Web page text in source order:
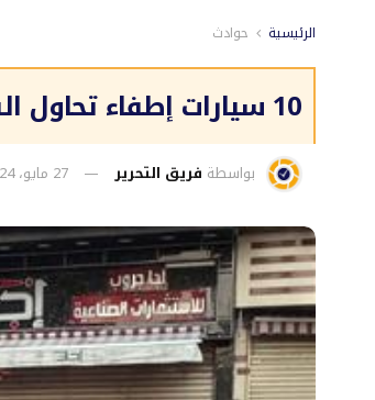
الرئيسية حوادث
10 سيارات إطفاء تحاول السيطرة.. تفاصيل حريق المنيرة الغربية
بواسطة فريق التحرير 27 مايو، 2024